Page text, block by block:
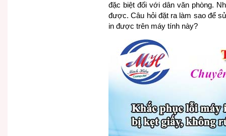
đặc biệt đối với dân văn phòng.
được. Câu hỏi đặt ra làm sao để
in được trên máy tính này?